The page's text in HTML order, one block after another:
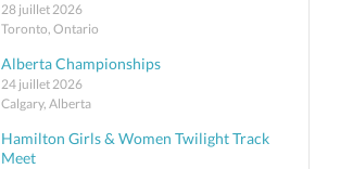
28 juillet 2026
Toronto, Ontario
Alberta Championships
24 juillet 2026
Calgary, Alberta
Hamilton Girls & Women Twilight Track
Meet